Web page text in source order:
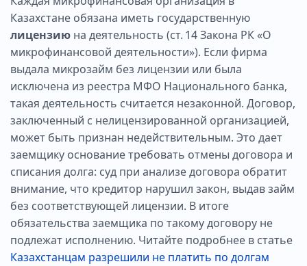
Казахстане обязана иметь государственную
лицензию на деятельность (ст. 14 Закона РК «О
микрофинансовой деятельности»). Если фирма
выдала микрозайм без лицензии или была
исключена из реестра МФО Национального банка,
такая деятельность считается незаконной. Договор,
заключенный с нелицензированной организацией,
может быть признан недействительным. Это дает
заемщику основание требовать отмены договора и
списания долга: суд при анализе договора обратит
внимание, что кредитор нарушил закон, выдав займ
без соответствующей лицензии. В итоге
обязательства заемщика по такому договору не
подлежат исполнению. Читайте подробнее в статье
Казахстанцам разрешили не платить по долгам